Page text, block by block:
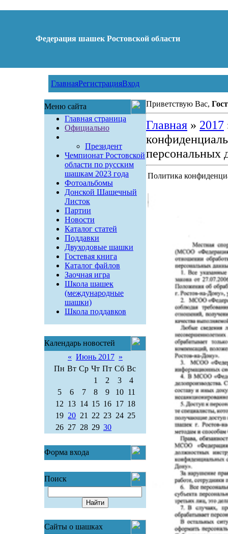
Федерация шашек Ростовской области
ГлавнаяРегистрацияВход
Меню сайта
Главная страница
Официально
Президент
Чемпионат Ростовской
области по русским
шашкам 2023 года
Фотоальбомы
Донской Шашечный
Листок
Партии
Новости
Каталог статей
Поддавки
Двуходовые шашки
Гостевая книга
Каталог файлов
Заочная игра
Школа шашек
(международные
шашки)
Школа поддавков
Календарь новостей
« Июнь 2017 »
Пн Вт Ср Чт Пт Сб Вс
1
2 3
4
5
6 7 8 9 10 11
12 13 14 15 16 17 18
19 20 21 22 23 24 25
26 27 28 29 30
Форма входа
Поиск
Сайты о шашках
Приветствую Вас,
Главная» 2017
персональных
Политика